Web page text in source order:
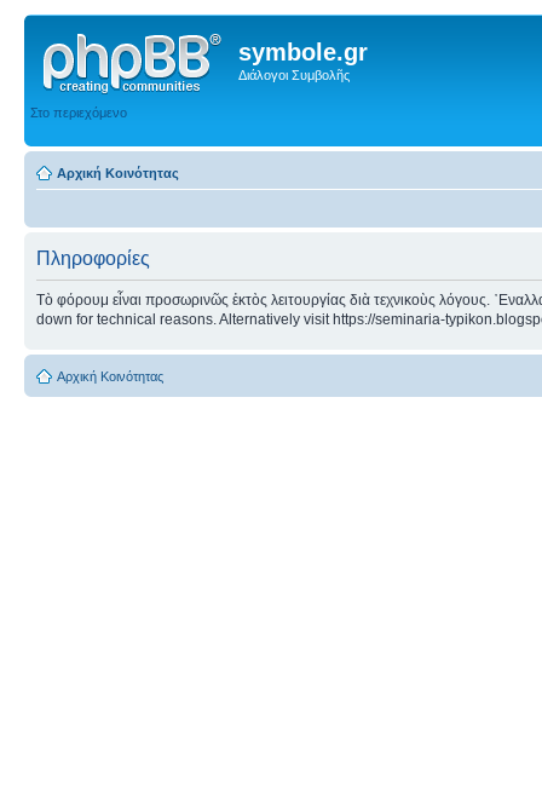
symbole.gr
Διάλογοι Συμβολῆς
Στο περιεχόμενο
Αρχική Κοινότητας
Πληροφορίες
Τὸ φόρουμ εἶναι προσωρινῶς ἐκτὸς λειτουργίας διὰ τεχνικοὺς λόγους.
down for technical reasons. Alternatively visit https://seminaria-
Αρχική Κοινότητας